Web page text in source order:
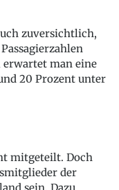
zuversichtlich,
man eine
20 Prozent unter
mitgeteilt. Doch
der